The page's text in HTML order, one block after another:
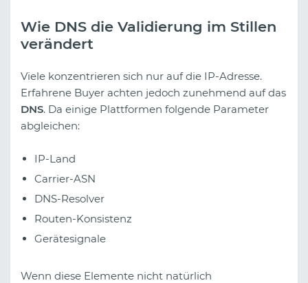
Wie DNS die Validierung im Stillen
verändert
Viele konzentrieren sich nur auf die IP-Adresse.
Erfahrene Buyer achten jedoch zunehmend auf das
DNS. Da einige Plattformen folgende Parameter
abgleichen:
IP-Land
Carrier-ASN
DNS-Resolver
Routen-Konsistenz
Gerätesignale
Wenn diese Elemente nicht natürlich